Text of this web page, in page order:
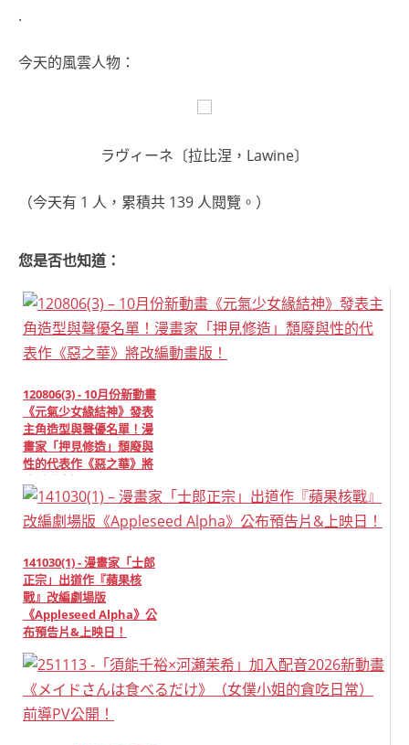
.
今天的風雲人物：
ラヴィーネ〔拉比涅，Lawine〕
（今天有 1 人，累積共 139 人閱覽。）
您是否也知道：
120806(3) - 10月份新動畫
《元氣少女緣結神》發表
主角造型與聲優名單！漫
畫家「押見修造」頹廢與
性的代表作《惡之華》將
改編動畫版！
141030(1) - 漫畫家「士郎
正宗」出道作『蘋果核
戰』改編劇場版
《Appleseed Alpha》公
布預告片&上映日！